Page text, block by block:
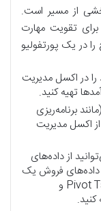
از مسیر است.
تقویت مهارت
در یک پورتفولیو
را در اکسل مدیریت
تهیه کنید.
برنامه‌ریزی
از اکسل مدیریت
از داده‌های
داده‌های فروش یک
فروشگاه آنلاین) استفاده کرده و با Pivot Tables و